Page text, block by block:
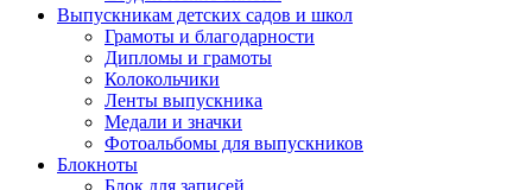
Выпускникам детских садов и школ
Грамоты и благодарности
Дипломы и грамоты
Колокольчики
Ленты выпускника
Медали и значки
Фотоальбомы для выпускников
Блокноты
Блок для записей